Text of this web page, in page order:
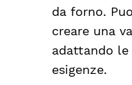
da forno.
creare una
adattando
esigenze.